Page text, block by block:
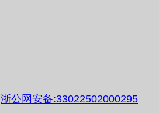
浙公网安备:33022502000295